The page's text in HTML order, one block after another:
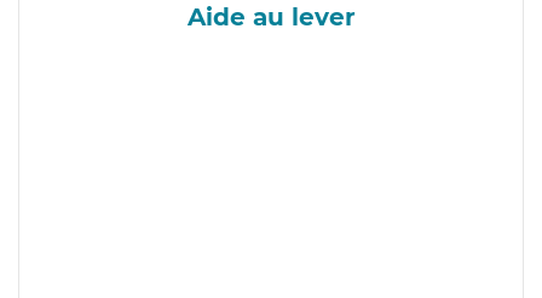
Aide au lever